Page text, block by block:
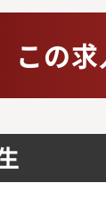
この